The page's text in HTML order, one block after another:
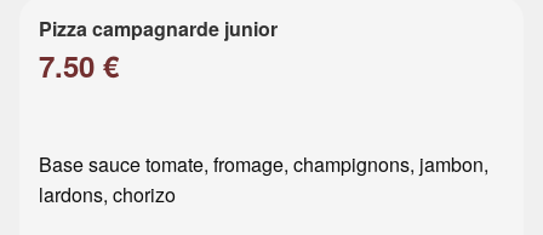
Pizza campagnarde junior
7.50 €
Base sauce tomate, fromage, champignons, jambon,
lardons, chorizo